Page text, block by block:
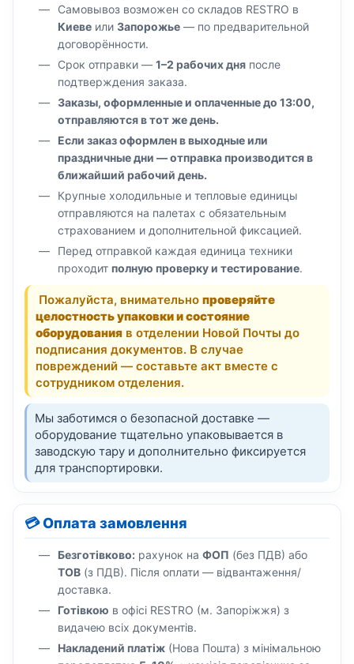
Самовывоз возможен со складов RESTRO в
Киеве или Запорожье — по предварительной
договорённости.
Срок отправки — 1–2 рабочих дня после
подтверждения заказа.
Заказы, оформленные и оплаченные до 13:00,
отправляются в тот же день.
Если заказ оформлен в выходные или
праздничные дни — отправка производится в
ближайший рабочий день.
Крупные холодильные и тепловые единицы
отправляются на палетах с обязательным
страхованием и дополнительной фиксацией.
Перед отправкой каждая единица техники
проходит полную проверку и тестирование.
Пожалуйста, внимательно проверяйте
целостность упаковки и состояние
оборудования в отделении Новой Почты до
подписания документов. В случае
повреждений — составьте акт вместе с
сотрудником отделения.
Мы заботимся о безопасной доставке —
оборудование тщательно упаковывается в
заводскую тару и дополнительно фиксируется
для транспортировки.
💳 Оплата замовлення
Безготівково: рахунок на ФОП (без ПДВ) або
ТОВ (з ПДВ). Після оплати — відвантаження/
доставка.
Готівкою в офісі RESTRO (м. Запоріжжя) з
видачею всіх документів.
Накладений платіж (Нова Пошта) з мінімальною